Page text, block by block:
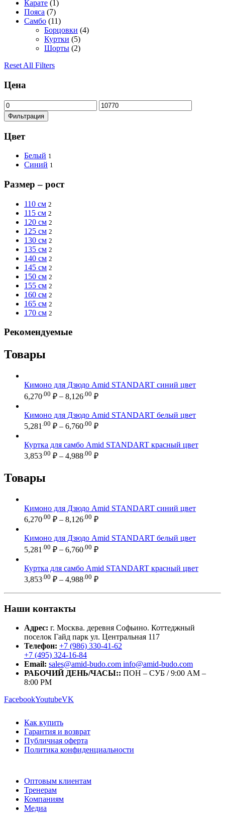
Карате (1)
Пояса (7)
Самбо (11)
Борцовки (4)
Куртки (5)
Шорты (2)
Reset All Filters
Цена
Минимальная
цена
Максимальная
цена
Фильтрация
Цвет
Белый 1
Синий 1
Размер – рост
110 см 2
115 см 2
120 см 2
125 см 2
130 см 2
135 см 2
140 см 2
145 см 2
150 см 2
155 см 2
160 см 2
165 см 2
170 см 2
Рекомендуемые
Товары
Кимоно для Дзюдо Amid STANDART синий цвет
6,270 .00 ₽ – 8,126 .00 ₽Диапазон
6,270.00 ₽
–
Кимоно для Дзюдо Amid STANDART белый цвет
5,281 .00 ₽ – 6,760 .00 ₽Диапазон
5,281.00 ₽
–
Куртка для самбо Amid STANDART красный цвет
3,853 .00 ₽ – 4,988 .00 ₽Диапазон
Товары
Кимоно для Дзюдо Amid STANDART синий цвет
6,270.00 ₽ – 8,126.00 ₽Диапазон
6,270.00 ₽
–
Кимоно для Дзюдо Amid STANDART белый цвет
5,281 .00 ₽ – 6,760 .00 ₽Диапазон
5,281.00 ₽
–
Куртка для самбо Amid STANDART красный цвет
3,853 .00 ₽ – 4,988 .00 ₽Диапазон
Наши контакты
Адрес: г. Москва. деревня Софьино. Коттеджный
поселок Гайд парк ул. Центральная 117
Телефон: +7 (986) 330-41-62
+7 (495) 324-16-84
Email: sales@amid-budo.com info@amid-budo.com
РАБОЧИЙ ДЕНЬ/ЧАСЫ:: ПОН – СУБ / 9:00 AM –
8:00 PM
FacebookYoutubeVK
Как купить
Гарантия и возврат
Публичная оферта
Политика конфиденциальности
Оптовым клиентам
Тренерам
Компаниям
Медиа